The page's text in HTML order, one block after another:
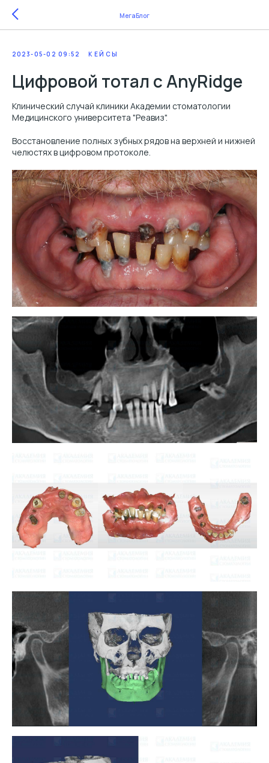
МегаБлог
2023-05-02 09:52 КЕЙСЫ
Цифровой тотал с AnyRidge
Клинический случай клиники Академии стоматологии
Медицинского университета "Реавиз".
Восстановление полных зубных рядов на верхней и нижней
челюстях в цифровом протоколе.